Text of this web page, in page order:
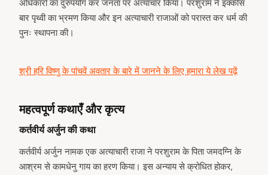
अधिकारों का दुरुपयोग कर जनता पर अत्याचार किया। परशुराम ने इक्कीस
बार पृथ्वी का भ्रमण किया और इन अत्याचारी राजाओं को परास्त कर धर्म की
पुनः स्थापना की।
श्री हरि विष्णु के पांचवें अवतार के बारे में जानने के लिए हमारा ये लेख पढ़ें
महत्वपूर्ण कथाएँ और कृत्य
कर्तवीर्य अर्जुन की कथा
कर्तवीर्य अर्जुन नामक एक अत्याचारी राजा ने परशुराम के पिता जमदग्नि के
आश्रम से कामधेनु गाय का हरण किया। इस अन्याय से क्रोधित होकर,